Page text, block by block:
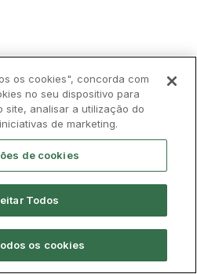
os cookies", concorda com
no seu dispositivo para
site, analisar a utilização do
de marketing.
de cookies
Todos
os cookies